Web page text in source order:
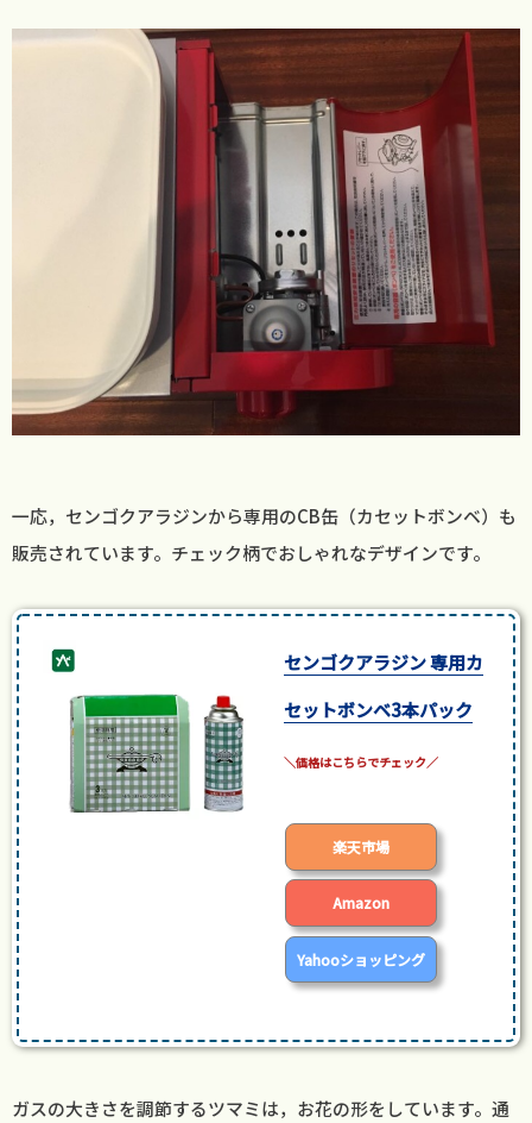
一応，センゴクアラジンから専用のCB缶（カセットボンベ）も
販売されています。チェック柄でおしゃれなデザインです。
センゴクアラジン 専用カ
セットボンベ3本パック
楽天市場
Amazon
Yahooショッピング
ガスの大きさを調節するツマミは，お花の形をしています。通